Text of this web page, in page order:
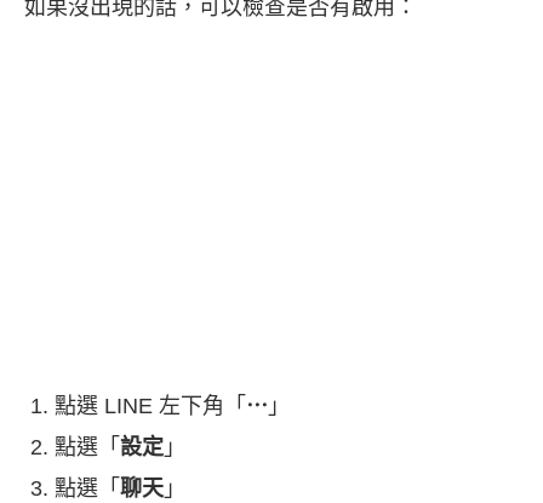
如果沒出現的話，可以檢查是否有啟用：
點選 LINE 左下角「 ⋯ 」
點選「 設定 」
點選「 聊天 」